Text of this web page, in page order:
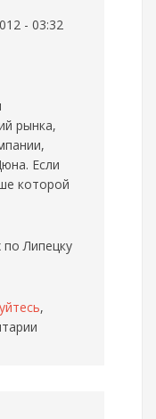
- 03:32
рынка,
Если
которой
по Липецку
,